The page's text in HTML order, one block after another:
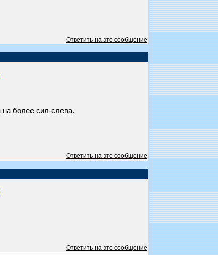
Ответить на это сообщение
на более сил-слева.
Ответить на это сообщение
Ответить на это сообщение